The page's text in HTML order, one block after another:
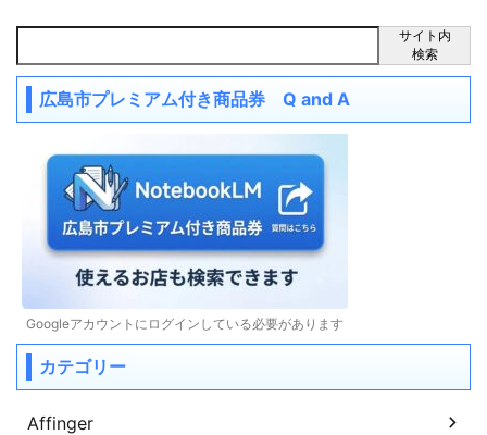
サイト内
検索
広島市プレミアム付き商品券 Q and A
Googleアカウントにログインしている必要があります
カテゴリー
Affinger